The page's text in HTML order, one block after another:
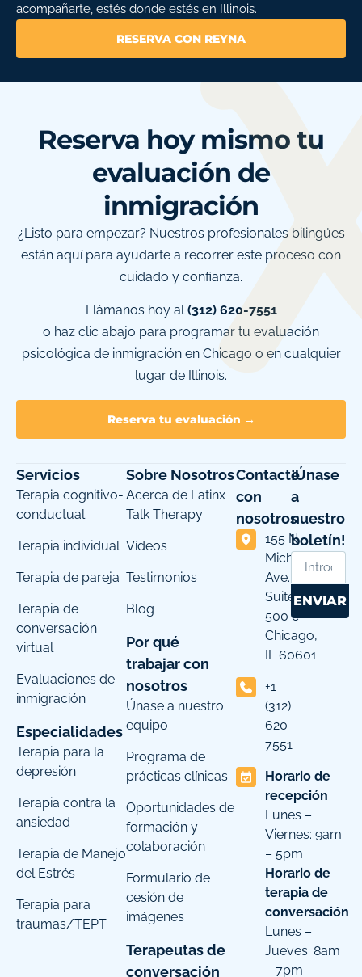
acompañarte, estés donde estés en Illinois.
RESERVA CON REYNA
Reserva hoy mismo tu
evaluación de
inmigración
¿Listo para empezar? Nuestros profesionales bilingües
están aquí para ayudarte a recorrer este proceso con
cuidado y confianza.
Llámanos hoy al(312) 620-7551
o haz clic abajo para programar tu evaluación
psicológica de inmigración en Chicago o en cualquier
lugar de Illinois.
Reserva tu evaluación →
Servicios
Terapia cognitivo-
conductual
Terapia individual
Terapia de pareja
Terapia de
conversación
virtual
Evaluaciones de
inmigración
Especialidades
Terapia para la
depresión
Terapia contra la
ansiedad
Terapia de Manejo
del Estrés
Terapia para
traumas/TEPT
Sobre Nosotros
Acerca de Latinx
Talk Therapy
Vídeos
Testimonios
Blog
Por qué
trabajar con
nosotros
Únase a nuestro
equipo
Programa de
prácticas clínicas
Oportunidades de
formación y
colaboración
Formulario de
cesión de
imágenes
Terapeutas de
conversación
Contacte
con
nosotros
155 N
Michigan
Ave.
Suite
500 c
Chicago,
IL 60601
+1
(312)
620-
7551
Horario de
recepción
Lunes –
Viernes: 9am
– 5pm
Horario de
terapia de
conversación
Lunes –
Jueves: 8am
– 7pm
¡Únase
a
nuestro
boletín!
ENVIAR